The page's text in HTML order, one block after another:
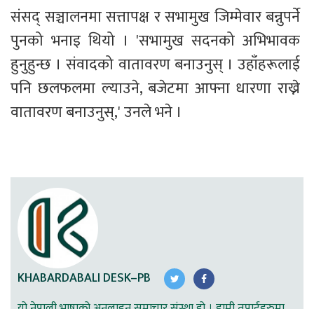
संसद् सञ्चालनमा सत्तापक्ष र सभामुख जिम्मेवार बन्नुपर्ने
पुनको भनाइ थियो । 'सभामुख सदनको अभिभावक
हुनुहुन्छ । संवादको वातावरण बनाउनुस् । उहाँहरूलाई
पनि छलफलमा ल्याउने, बजेटमा आफ्ना धारणा राख्ने
वातावरण बनाउनुस्,' उनले भने ।
KHABARDABALI DESK–PB